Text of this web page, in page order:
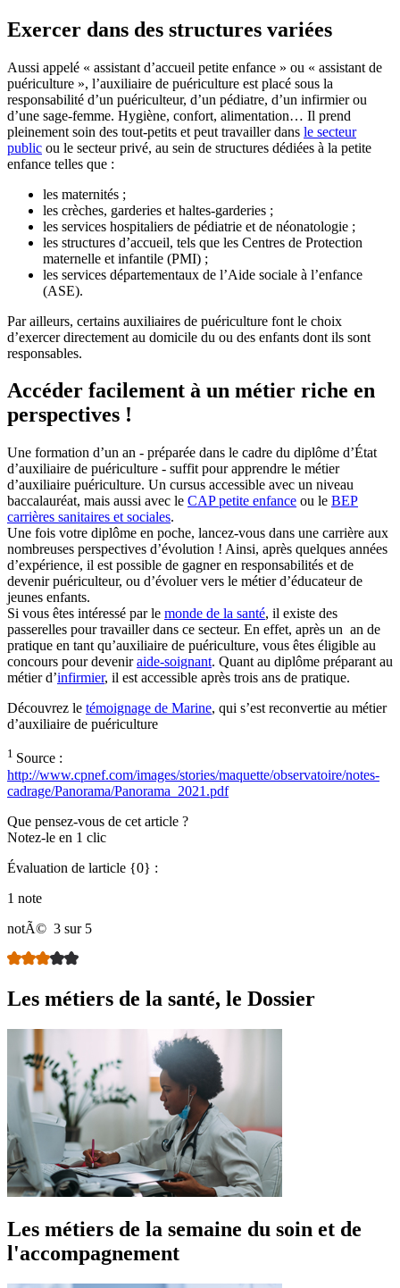
Exercer dans des structures variées
Aussi appelé « assistant d’accueil petite enfance » ou « assistant de
puériculture », l’auxiliaire de puériculture est placé sous la
responsabilité d’un puériculteur, d’un pédiatre, d’un infirmier ou
d’une sage-femme. Hygiène, confort, alimentation… Il prend
pleinement soin des tout-petits et peut travailler dans le secteur
public ou le secteur privé, au sein de structures dédiées à la petite
enfance telles que :
les maternités ;
les crèches, garderies et haltes-garderies ;
les services hospitaliers de pédiatrie et de néonatologie ;
les structures d’accueil, tels que les Centres de Protection
maternelle et infantile (PMI) ;
les services départementaux de l’Aide sociale à l’enfance
(ASE).
Par ailleurs, certains auxiliaires de puériculture font le choix
d’exercer directement au domicile du ou des enfants dont ils sont
responsables.
Accéder facilement à un métier riche en
perspectives !
Une formation d’un an - préparée dans le cadre du diplôme d’État
d’auxiliaire de puériculture - suffit pour apprendre le métier
d’auxiliaire puériculture. Un cursus accessible avec un niveau
baccalauréat, mais aussi avec le CAP petite enfance ou le BEP
carrières sanitaires et sociales.
Une fois votre diplôme en poche, lancez-vous dans une carrière aux
nombreuses perspectives d’évolution ! Ainsi, après quelques années
d’expérience, il est possible de gagner en responsabilités et de
devenir puériculteur, ou d’évoluer vers le métier d’éducateur de
jeunes enfants.
Si vous êtes intéressé par le monde de la santé, il existe des
passerelles pour travailler dans ce secteur. En effet, après un an de
pratique en tant qu’auxiliaire de puériculture, vous êtes éligible au
concours pour deveniraide-soignant. Quant au diplôme préparant au
métier d’infirmier, il est accessible après trois ans de pratique.
Découvrez le témoignage de Marine, qui s’est reconvertie au métier
d’auxiliaire de puériculture
1 Source :
http://www.cpnef.com/images/stories/maquette/observatoire/notes-
cadrage/Panorama/Panorama_2021.pdf
Que pensez-vous de cet article ?
Notez-le en 1 clic
Évaluation de larticle {0} :
1 note
notÃ© 3 sur 5
Les métiers de la santé, le Dossier
Les métiers de la semaine du soin et de
l'accompagnement